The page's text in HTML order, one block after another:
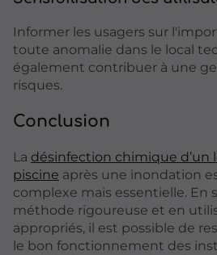
Informer les usagers sur
toute anomalie dans le local
également contribuer à une
risques.
Conclusion
La désinfection chimique d’un
piscine après une inondation
complexe mais essentielle. En
méthode rigoureuse et en
appropriés, il est possible de
le bon fonctionnement des